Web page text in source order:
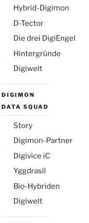
Hybrid-Digimon
D-Tector
Die drei DigiEngel
Hintergründe
Digiwelt
DIGIMON
DATA SQUAD
Story
Digimon-Partner
Digivice iC
Yggdrasil
Bio-Hybriden
Digiwelt